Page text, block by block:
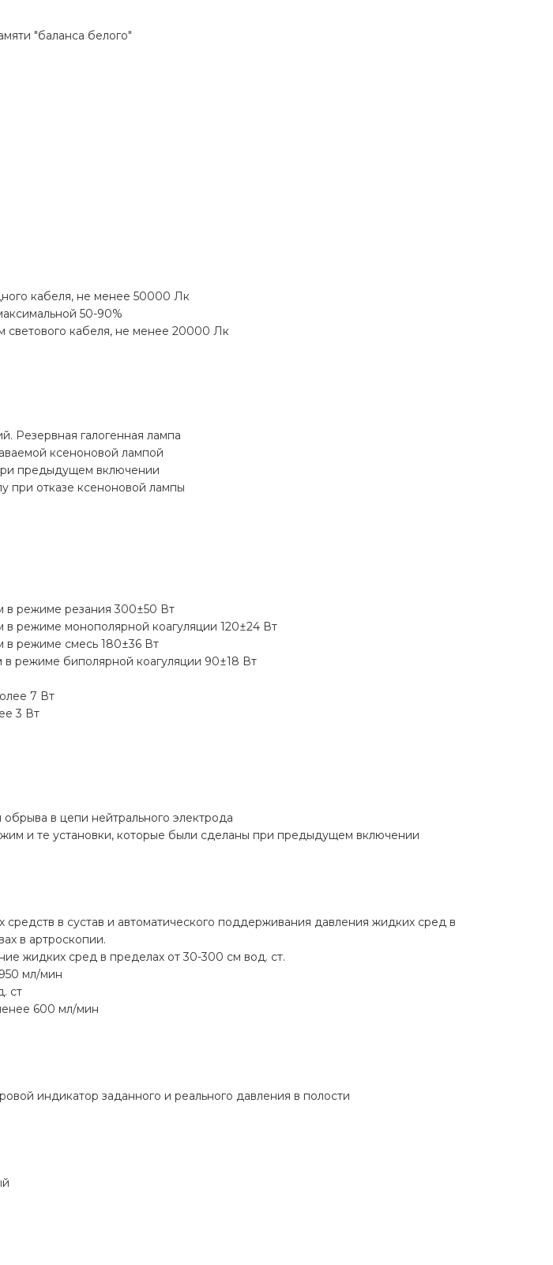
"баланса белого"
кабеля, не менее 50000 Лк
50-90%
светового кабеля, не менее 20000 Лк
Резервная галогенная лампа
ксеноновой лампой
предыдущем включении
при отказе ксеноновой лампы
в режиме резания 300±50 Вт
режиме монополярной коагуляции 120±24 Вт
в режиме смесь 180±36 Вт
режиме биполярной коагуляции 90±18 Вт
7 Вт
3 Вт
в цепи нейтрального электрода
и те установки, которые были сделаны при предыдущем включении
в сустав и автоматического поддерживания давления жидких сред в
в артроскопии.
жидких сред в пределах от 30-300 см вод. ст.
мл/мин
ст
600 мл/мин
индикатор заданного и реального давления в полости